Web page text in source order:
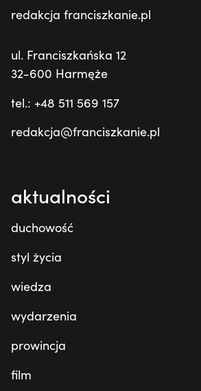
redakcja franciszkanie.pl
ul. Franciszkańska 12
32-600 Harmęże
tel.: +48 511 569 157
redakcja@franciszkanie.pl
aktualności
duchowość
styl życia
wiedza
wydarzenia
prowincja
film